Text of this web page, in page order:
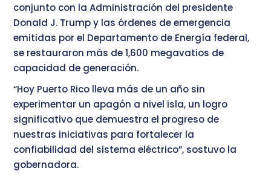
conjunto con la Administración del presidente
Donald J. Trump y las órdenes de emergencia
emitidas por el Departamento de Energía federal,
se restauraron más de 1,600 megavatios de
capacidad de generación.
“Hoy Puerto Rico lleva más de un año sin
experimentar un apagón a nivel isla, un logro
significativo que demuestra el progreso de
nuestras iniciativas para fortalecer la
confiabilidad del sistema eléctrico”, sostuvo la
gobernadora.